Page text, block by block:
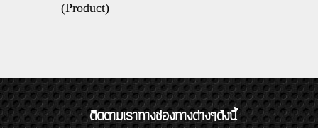
(Product)
ติดตามเราทางช่องทางต่างๆดังนี้